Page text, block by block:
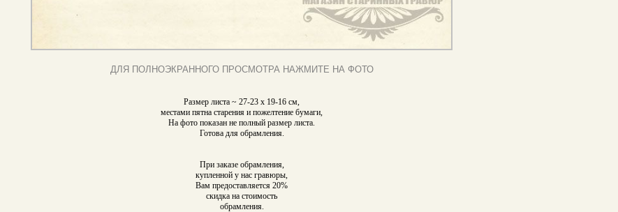
ДЛЯ ПОЛНОЭКРАННОГО ПРОСМОТРА НАЖМИТЕ НА ФОТО
Размер листа ~ 27-23 х 19-16 см,
местами пятна старения и пожелтение бумаги,
На фото показан не полный размер листа.
Готова для обрамления.
При заказе обрамления,
купленной у нас гравюры,
Вам предоставляется 20%
скидка на стоимость
обрамления.